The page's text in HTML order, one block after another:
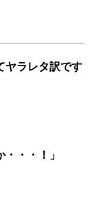
ヤラレタ訳です
・・！」